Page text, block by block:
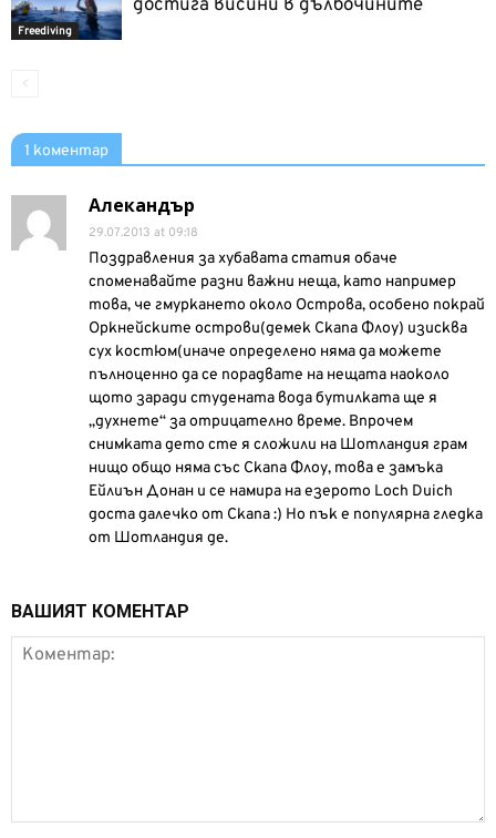
Freediving
достига висини в дълбочините
1 коментар
Алекандър
29.07.2013 at 09:18
Поздравления за хубавата статия обаче
споменавайте разни важни неща, като например
това, че гмуркането около Острова, особено покрай
Оркнейските острови(демек Скапа Флоу) изисква
сух костюм(иначе определено няма да можете
пълноценно да се порадвате на нещата наоколо
щото заради студената вода бутилката ще я
„духнете“ за отрицателно време. Впрочем
снимката дето сте я сложили на Шотландия грам
нищо общо няма със Скапа Флоу, това е замъка
Ейлиън Донан и се намира на езерото Loch Duich
доста далечко от Скапа :) Но пък е популярна гледка
от Шотландия де.
ВАШИЯТ КОМЕНТАР